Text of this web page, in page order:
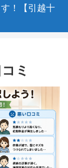
！【引越十
ミ